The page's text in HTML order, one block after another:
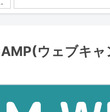
ウェブキ